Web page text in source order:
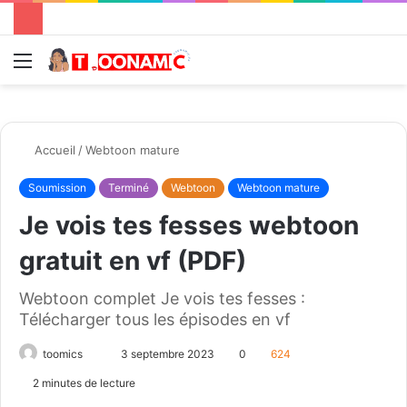
Menu
Accueil /Webtoon mature
Soumission Terminé Webtoon Webtoon mature
Je vois tes fesses webtoon
gratuit en vf (PDF)
Webtoon complet Je vois tes fesses :
Télécharger tous les épisodes en vf
toomics
n
3 septembre 2023 0 624
2 minutes de lecture